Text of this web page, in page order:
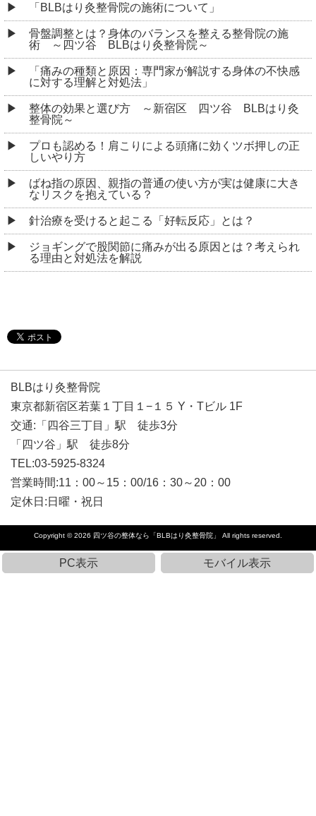
「BLBはり灸整骨院の施術について」
骨盤調整とは？身体のバランスを整える整骨院の施
術 ～四ツ谷 BLBはり灸整骨院～
「痛みの種類と原因：専門家が解説する身体の不快感
に対する理解と対処法」
整体の効果と選び方 ～新宿区 四ツ谷 BLBはり灸
整骨院～
プロも認める！肩こりによる頭痛に効くツボ押しの正
しいやり方
ばね指の原因、親指の普通の使い方が実は健康に大き
なリスクを抱えている？
針治療を受けると起こる「好転反応」とは？
ジョギングで股関節に痛みが出る原因とは？考えられ
る理由と対処法を解説
BLBはり灸整骨院
東京都新宿区若葉１丁目１−１５ Y・Tビル 1F
交通:「四谷三丁目」駅 徒歩3分
「四ツ谷」駅 徒歩8分
TEL:03-5925-8324
営業時間:11：00～15：00/16：30～20：00
定休日:日曜・祝日
Copyright © 2026 四ツ谷の整体なら「BLBはり灸整骨院」 All rights reserved.
PC表示 モバイル表示